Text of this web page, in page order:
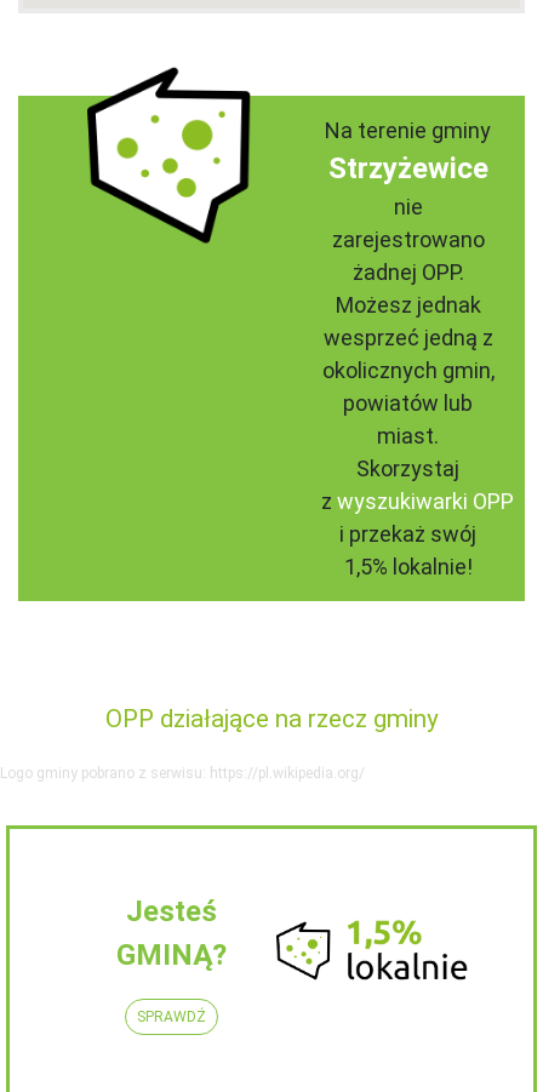
Na terenie gminy
Strzyżewice
nie
zarejestrowano
żadnej OPP.
Możesz jednak
wesprzeć jedną z
okolicznych gmin,
powiatów lub
miast.
Skorzystaj
z wyszukiwarki OPP
i przekaż swój
1,5% lokalnie!
OPP działające na rzecz gminy
Logo gminy pobrano z serwisu: https://pl.wikipedia.org/
Jesteś
GMINĄ?
SPRAWDŹ